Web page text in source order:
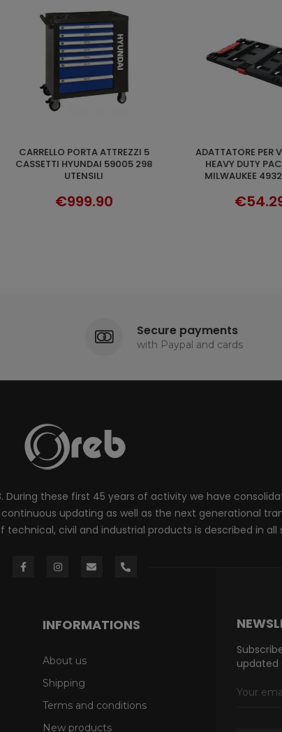
ADD TO CART
HEAVY DUTY PACKOUT™
MILWAUKEE 4932464081
€54.29
PACKOUT TOOL BOX 2
MILWAUKEE
BOX
€114.99
Secure payments
with Paypal and cards
these first 45 years of activity we have
updating as well as the next generational
civil and industrial products is described in
INFORMATIONS
About us
Shipping
Terms and conditions
New products
updated